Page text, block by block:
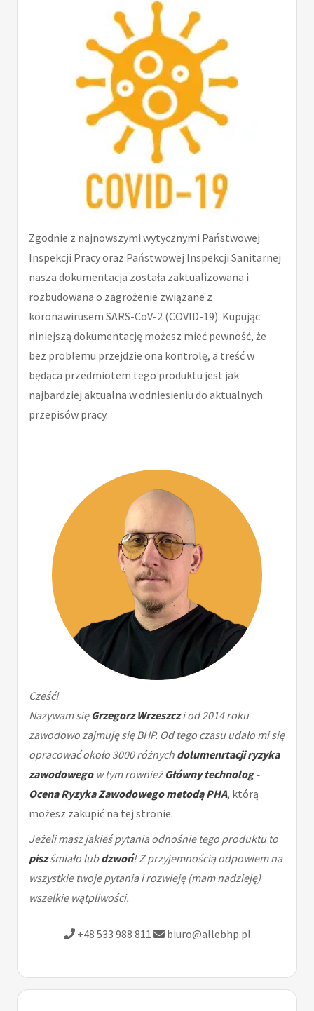
Zgodnie z najnowszymi wytycznymi Państwowej
Inspekcji Pracy oraz Państwowej Inspekcji Sanitarnej
nasza dokumentacja została zaktualizowana i
rozbudowana o zagrożenie związane z
koronawirusem SARS-CoV-2 (COVID-19). Kupując
niniejszą dokumentację możesz mieć pewność, że
bez problemu przejdzie ona kontrolę, a treść w
będąca przedmiotem tego produktu jest jak
najbardziej aktualna w odniesieniu do aktualnych
przepisów pracy.
Cześć!
Nazywam sięGrzegorz Wrzeszczi od 2014 roku
zawodowo zajmuję się BHP. Od tego czasu udało mi się
opracować około 3000 różnych dolumenrtacji ryzyka
zawodowegow tym rownieżGłówny technolog -
Ocena Ryzyka Zawodowego metodą PHA, którą
możesz zakupić na tej stronie.
Jeżeli masz jakieś pytania odnośnie tego produktu to
piszśmiało lubdzwoń! Z przyjemnością odpowiem na
wszystkie twoje pytania i rozwieję (mam nadzieję)
wszelkie wątpliwości.
+48 533 988 811 biuro@allebhp.pl